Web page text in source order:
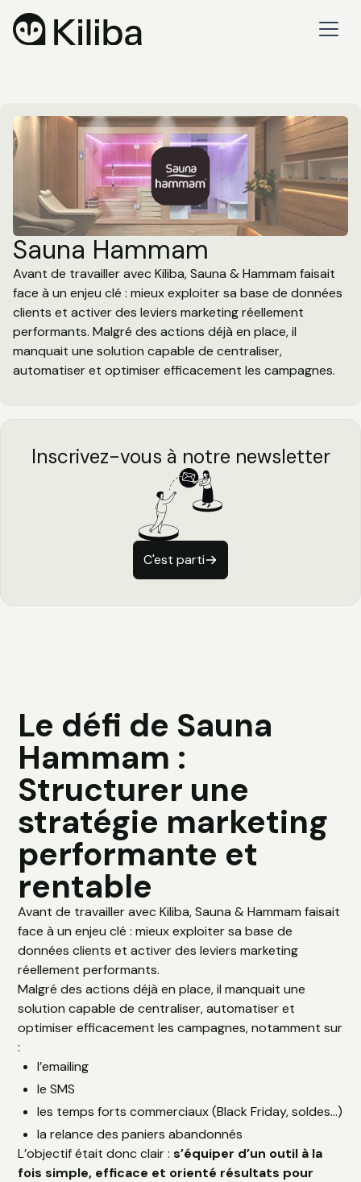
Sauna Hammam
Avant de travailler avec Kiliba, Sauna & Hammam faisait
face à un enjeu clé : mieux exploiter sa base de données
clients et activer des leviers marketing réellement
performants. Malgré des actions déjà en place, il
manquait une solution capable de centraliser,
automatiser et optimiser efficacement les campagnes.
Inscrivez-vous à notre newsletter
C'est parti
Le défi de Sauna
Hammam :
Structurer une
stratégie marketing
performante et
rentable
Avant de travailler avec Kiliba, Sauna & Hammam faisait
face à un enjeu clé : mieux exploiter sa base de
données clients et activer des leviers marketing
réellement performants.
Malgré des actions déjà en place, il manquait une
solution capable de centraliser, automatiser et
optimiser efficacement les campagnes, notamment sur
:
l’emailing
le SMS
les temps forts commerciaux (Black Friday, soldes…)
la relance des paniers abandonnés
L’objectif était donc clair :s’équiper d’un outil à la
fois simple, efficace et orienté résultats pour